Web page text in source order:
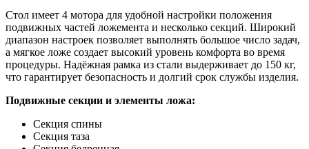
Стол имеет 4 мотора для удобной настройки положения
подвижных частей ложемента и несколько секций. Широкий
диапазон настроек позволяет выполнять большое число задач,
а мягкое ложе создает высокий уровень комфорта во время
процедуры. Надёжная рамка из стали выдерживает до 150 кг,
что гарантирует безопасность и долгий срок службы изделия.
Подвижные секции и элементы ложа:
Секция спины
Секция таза